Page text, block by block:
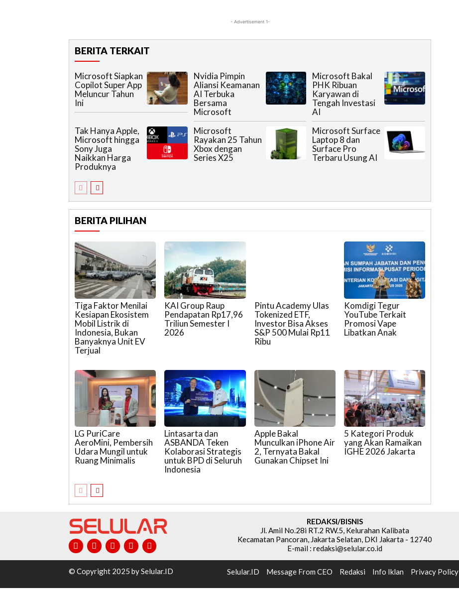
- Advertisement 1-
BERITA TERKAIT
Microsoft Siapkan
Copilot Super App
Meluncur Tahun
Ini
Nvidia Pimpin
Aliansi Keamanan
AI Terbuka
Bersama
Microsoft
Microsoft Bakal
PHK Ribuan
Karyawan di
Tengah Investasi
AI
Tak Hanya Apple,
Microsoft hingga
Sony Juga
Naikkan Harga
Produknya
Microsoft
Rayakan 25 Tahun
Xbox dengan
Series X25
Microsoft Surface
Laptop 8 dan
Surface Pro
Terbaru Usung AI
BERITA PILIHAN
Tiga Faktor Menilai
Kesiapan Ekosistem
Mobil Listrik di
Indonesia, Bukan
Banyaknya Unit EV
Terjual
KAI Group Raup
Pendapatan Rp17,96
Triliun Semester I
2026
Pintu Academy Ulas
Tokenized ETF,
Investor Bisa Akses
S&P 500 Mulai Rp11
Ribu
Komdigi Tegur
YouTube Terkait
Promosi Vape
Libatkan Anak
LG PuriCare
AeroMini, Pembersih
Udara Mungil untuk
Ruang Minimalis
Lintasarta dan
ASBANDA Teken
Kolaborasi Strategis
untuk BPD di Seluruh
Indonesia
Apple Bakal
Munculkan iPhone Air
2, Ternyata Bakal
Gunakan Chipset Ini
5 Kategori Produk
yang Akan Ramaikan
IGHE 2026 Jakarta
REDAKSI/BISNIS
Jl. Amil No.28i RT.2 RW.5, Kelurahan Kalibata
Kecamatan Pancoran, Jakarta Selatan, DKI Jakarta - 12740
E-mail : redaksi@selular.co.id
© Copyright 2025 by Selular.ID Selular.ID Message From CEO Redaksi Info Iklan Privacy Policy